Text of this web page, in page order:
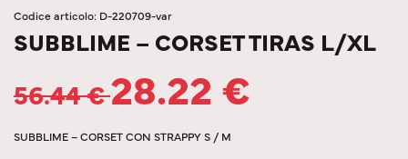
Codice articolo: D-220709-var
SUBBLIME – CORSET TIRAS L/XL
56.44€28.22€
SUBBLIME – CORSET CON STRAPPY S / M